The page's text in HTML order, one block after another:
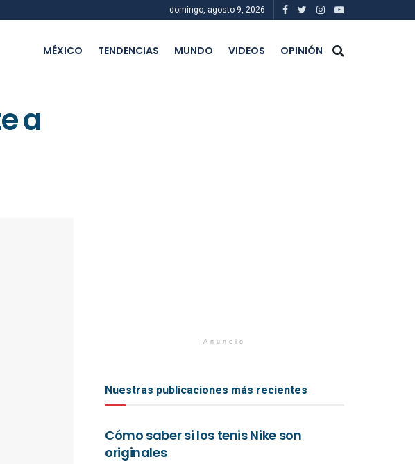
domingo, agosto 9, 2026
MÉXICO TENDENCIAS MUNDO VIDEOS OPINIÓN
a
Anuncio
Nuestras publicaciones más recientes
Cómo saber si los tenis Nike son
originales